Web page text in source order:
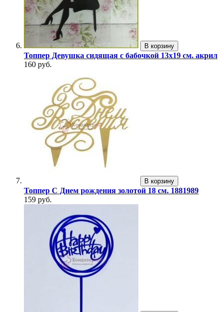
В корзину
Топпер Девушка сидящая с бабочкой 13х19 см. акрил
160 руб.
В корзину
Топпер С Днем рождения золотой 18 см. 1881989
159 руб.